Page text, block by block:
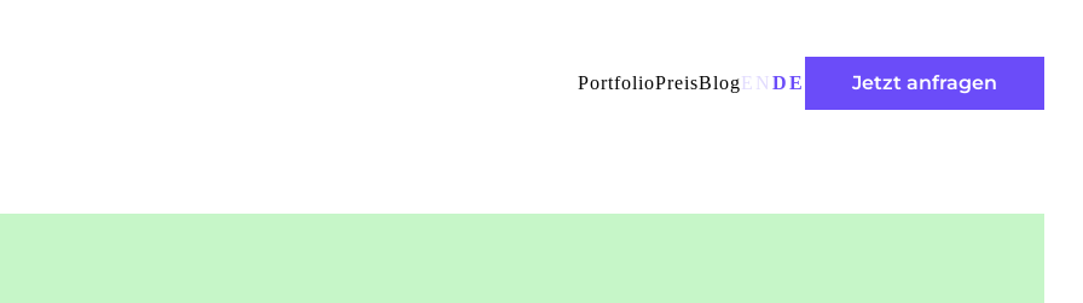
PortfolioPreisBlogEN DE Jetzt anfragen